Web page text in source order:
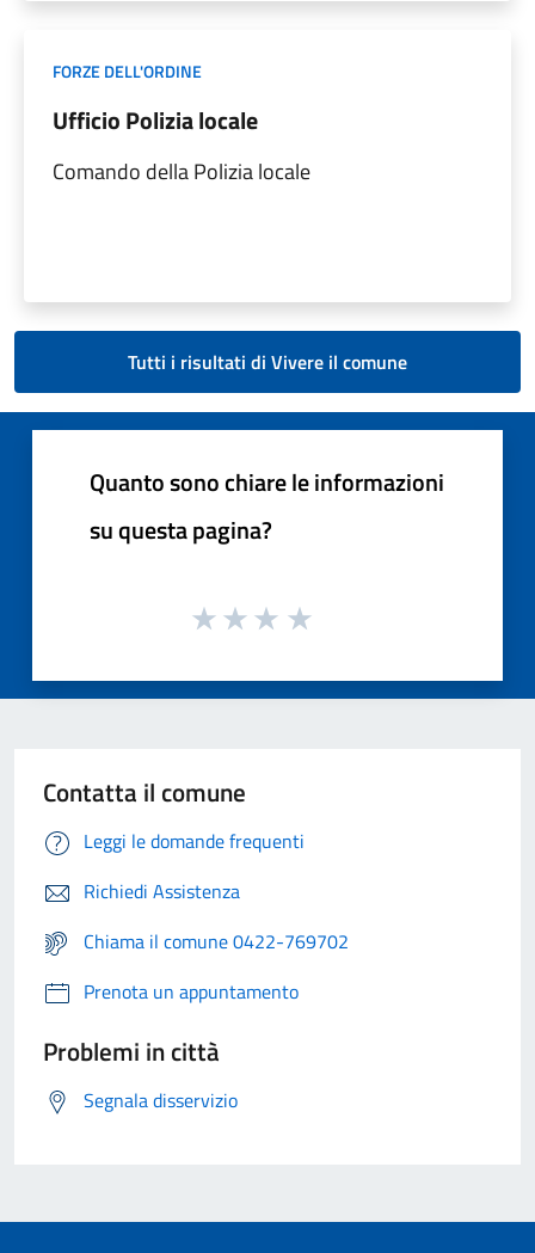
FORZE DELL'ORDINE
Ufficio Polizia locale
Comando della Polizia locale
Tutti i risultati di Vivere il comune
Quanto sono chiare le informazioni
su questa pagina?
Contatta il comune
Leggi le domande frequenti
Richiedi Assistenza
Chiama il comune 0422-769702
Prenota un appuntamento
Problemi in città
Segnala disservizio